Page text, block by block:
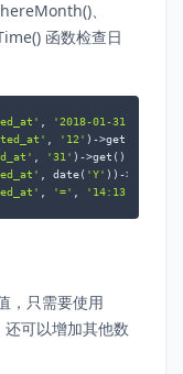
、
函数检查日
'2018-01-31'
'12'
'31'
, date( 'Y'
'=' '14:13:58'
，只需要使用
可以增加其他数